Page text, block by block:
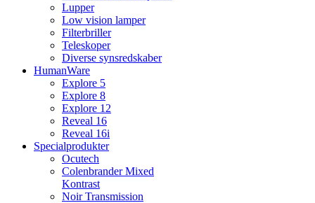
Lupper
Low vision lamper
Filterbriller
Teleskoper
Diverse synsredskaber
HumanWare
Explore 5
Explore 8
Explore 12
Reveal 16
Reveal 16i
Specialprodukter
Ocutech
Colenbrander Mixed
Kontrast
Noir Transmission